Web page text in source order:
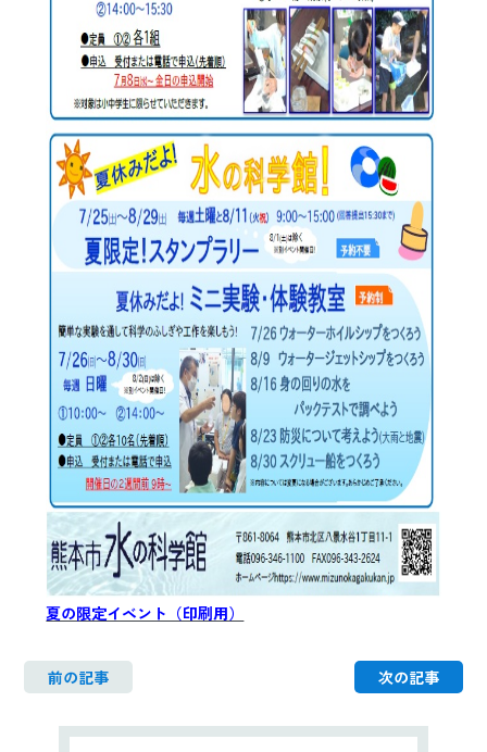
夏の限定イベント（印刷用）
前の記事 次の記事